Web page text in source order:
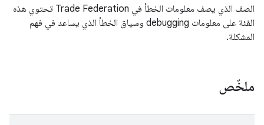
الصف الذي يصف معلومات الخطأ في Trade Federation تحتوي هذه
الفئة على معلومات debugging وسياق الخطأ الذي يساعد في فهم
المشكلة.
ملخّص